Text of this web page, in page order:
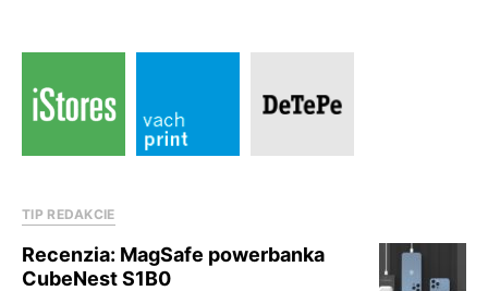
TIP REDAKCIE
Recenzia: MagSafe powerbanka
CubeNest S1B0